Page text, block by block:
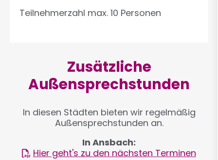
Teilnehmerzahl max. 10 Personen
Zusätzliche
Außensprechstunden
In diesen Städten bieten wir regelmäßig
Außensprechstunden an.
In Ansbach:
Hier geht's zu den nächsten Terminen